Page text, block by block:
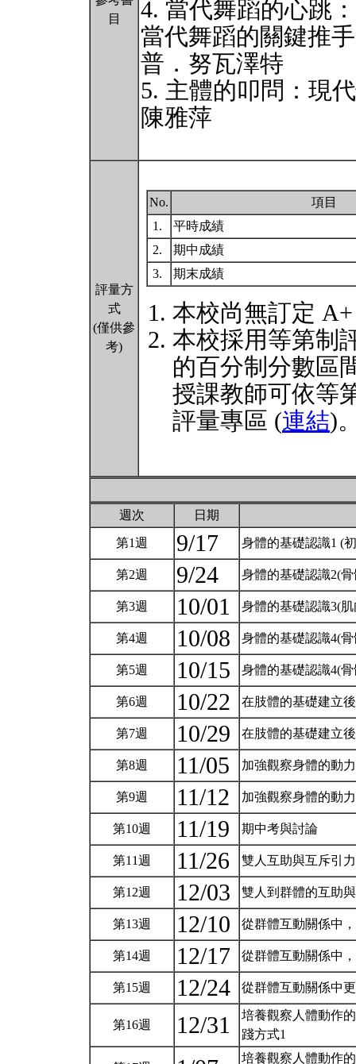
目
4. 當代舞蹈的心跳
當代舞蹈的關鍵推
普．努瓦澤特
5. 主體的叩問：現
陳雅萍
評量方
式
(僅供參
考)
No.
項目
1.
平時成績
2.
期中成績
3.
期末成績
本校尚無訂定
本校採用等第制
的百分制分數區
授課教師可依等
評量專區 (連結)
週次 日期
第1週 9/17 身體的基礎認識1 (
第2週 9/24 身體的基礎認識2(
第3週 10/01 身體的基礎認識3(
第4週 10/08 身體的基礎認識4(
第5週 10/15 身體的基礎認識4(
第6週 10/22 在肢體的基礎建立
第7週 10/29 在肢體的基礎建立
第8週 11/05 加強觀察身體的動
第9週 11/12 加強觀察身體的動
第10週 11/19 期中考與討論
第11週 11/26 雙人互助與互斥引
第12週 12/03 雙人到群體的互助
第13週 12/10 從群體互動關係中
第14週 12/17 從群體互動關係中
第15週 12/24 從群體互動關係中
第16週 12/31
培養觀察人體動作
踐方式1
培養觀察人體動作